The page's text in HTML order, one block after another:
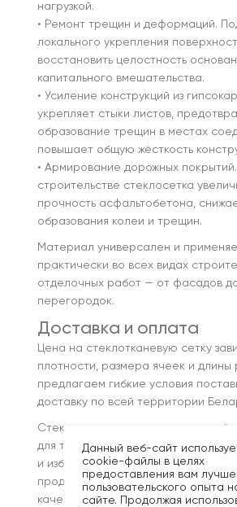
нагрузкой.
• Ремонт трещин и деформаций.
локального укрепления
восстановить целостность
капитального вмешательства.
• Усиление конструкций из
укрепляет стыки листов,
образование трещин в местах
повышает общую жёсткость
• Армирование дорожных
строительстве стеклосетка
прочность асфальтобетона,
образования колеи и трещин.
Материал универсален и
практически во всех видах
отделочных работ — от фасадов
перегородок.
Доставка и оплата
Цена на стеклотканевую сетку
плотности, размера ячеек и длины
предлагаем гибкие условия
доставку по всей территории
Стеклотканевая сетка — это
для тех, кто хочет повысить
и избежать лишних затрат на
продукцию в компании KRONEX, вы
качественный материал от
Данный веб-сайт
cookie-файлы в целях
предоставления вам
пользовательского опыта
сайте. Продолжая